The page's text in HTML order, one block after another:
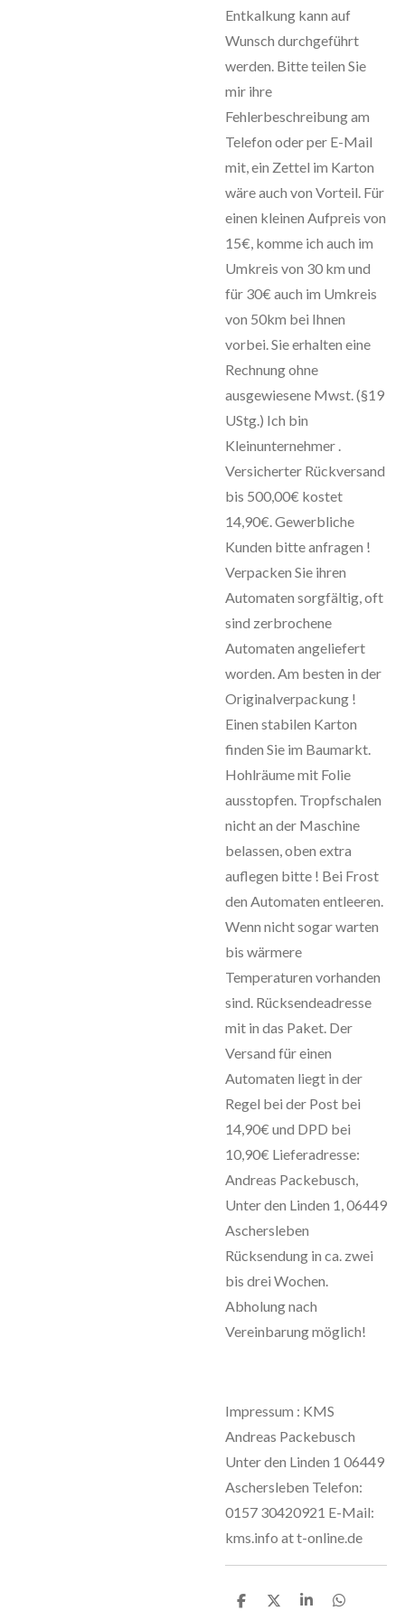
Entkalkung kann auf
Wunsch durchgeführt
werden. Bitte teilen Sie
mir ihre
Fehlerbeschreibung am
Telefon oder per E-Mail
mit, ein Zettel im Karton
wäre auch von Vorteil. Für
einen kleinen Aufpreis von
15€, komme ich auch im
Umkreis von 30 km und
für 30€ auch im Umkreis
von 50km bei Ihnen
vorbei. Sie erhalten eine
Rechnung ohne
ausgewiesene Mwst. (§19
UStg.) Ich bin
Kleinunternehmer .
Versicherter Rückversand
bis 500,00€ kostet
14,90€. Gewerbliche
Kunden bitte anfragen !
Verpacken Sie ihren
Automaten sorgfältig, oft
sind zerbrochene
Automaten angeliefert
worden. Am besten in der
Originalverpackung !
Einen stabilen Karton
finden Sie im Baumarkt.
Hohlräume mit Folie
ausstopfen. Tropfschalen
nicht an der Maschine
belassen, oben extra
auflegen bitte ! Bei Frost
den Automaten entleeren.
Wenn nicht sogar warten
bis wärmere
Temperaturen vorhanden
sind. Rücksendeadresse
mit in das Paket. Der
Versand für einen
Automaten liegt in der
Regel bei der Post bei
14,90€ und DPD bei
10,90€ Lieferadresse:
Andreas Packebusch,
Unter den Linden 1, 06449
Aschersleben
Rücksendung in ca. zwei
bis drei Wochen.
Abholung nach
Vereinbarung möglich!
Impressum : KMS
Andreas Packebusch
Unter den Linden 1 06449
Aschersleben Telefon:
0157 30420921 E-Mail:
kms.info at t-online.de
T
T
T
T